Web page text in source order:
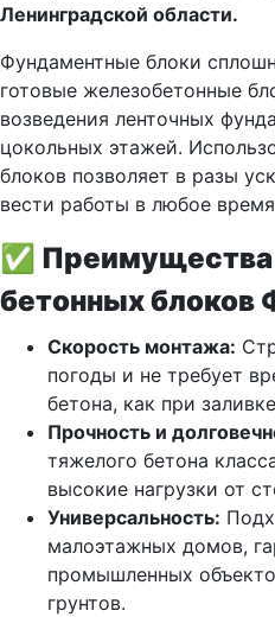
Ленинградской области.
Фундаментные блоки
готовые железобетонные
возведения ленточных
цокольных этажей.
блоков позволяет в разы
вести работы в любое
✅
бетонных блоков
Скорость монтажа:
погоды и не требует
бетона, как при
Прочность и
тяжелого бетона
высокие нагрузки от
Универсальность:
малоэтажных домов,
промышленных
грунтов.